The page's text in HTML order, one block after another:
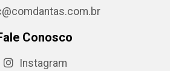
Conosco
Instagram